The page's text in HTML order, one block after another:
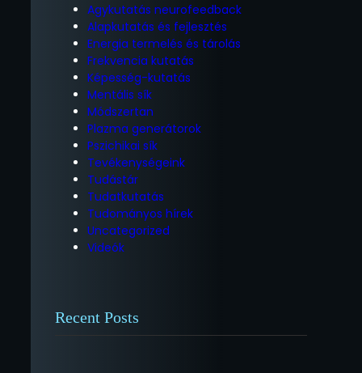
Agykutatás neurofeedback
Alapkutatás és fejlesztés
Energia termelés és tárolás
Frekvencia kutatás
Képesség-kutatás
Mentális sík
Módszertan
Plazma generátorok
Pszichikai sík
Tevékenységeink
Tudástár
Tudatkutatás
Tudományos hírek
Uncategorized
Videók
Recent Posts